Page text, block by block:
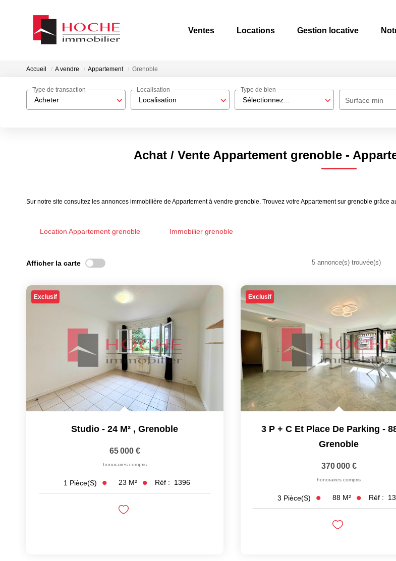
Ventes Locations Gestion locative
Accueil A vendre Appartement Grenoble
Acheter
Type de transaction
Localisation
Localisation
Sélectionnez...
Type de bien
Surface min
Achat / Vente Appartement grenoble -
Sur notre site consultez les annonces immobilière de Appartement à vendre grenoble. Trouvez votre Appartement sur grenoble grâce
Location Appartement grenoble Immobilier grenoble
Afficher la carte 5 annonce(s) trouvée(s)
Exclusif
Studio - 24 M² ,Grenoble
65 000 €
honoraires compris
1 Pièce(s) 23 M² Réf : 1396
Exclusif
3 P + C Et Place De Parking -
Grenoble
370 000 €
honoraires compris
3 Pièce(s) 88 M² Réf :